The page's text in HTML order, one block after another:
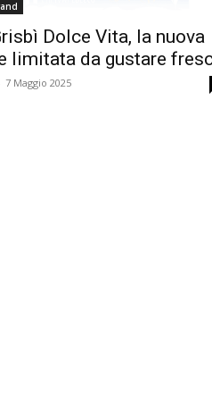
Dolce Vita, la nuova
limitata da gustare
7 Maggio 2025